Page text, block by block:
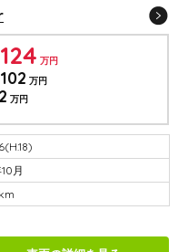
124 万円
102 万円
万円
月